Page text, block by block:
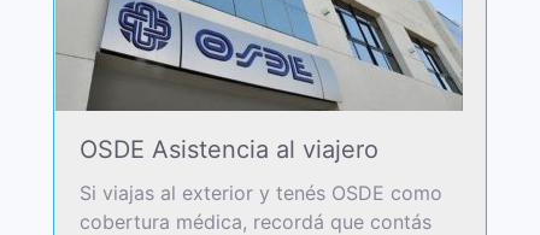
OSDE Asistencia al viajero
Si viajas al exterior y tenés OSDE como
cobertura médica, recordá que contás